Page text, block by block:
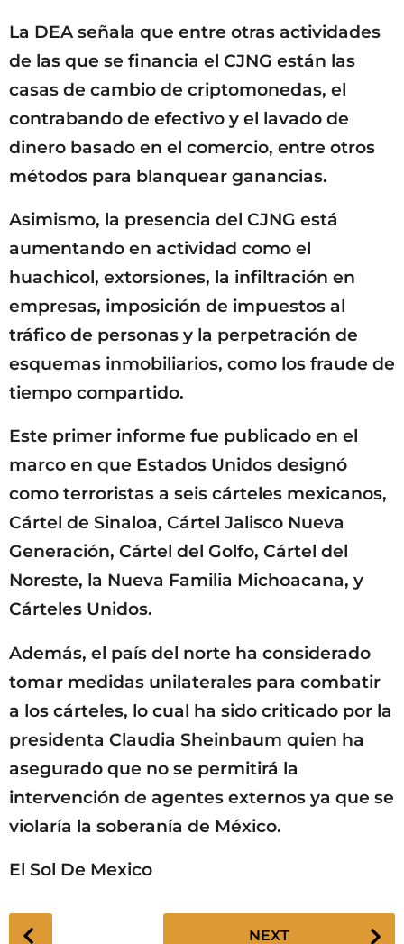
La DEA señala que entre otras actividades
de las que se financia el CJNG están las
casas de cambio de criptomonedas, el
contrabando de efectivo y el lavado de
dinero basado en el comercio, entre otros
métodos para blanquear ganancias.
Asimismo, la presencia del CJNG está
aumentando en actividad como el
huachicol, extorsiones, la infiltración en
empresas, imposición de impuestos al
tráfico de personas y la perpetración de
esquemas inmobiliarios, como los fraude de
tiempo compartido.
Este primer informe fue publicado en el
marco en que Estados Unidos designó
como terroristas a seis cárteles mexicanos,
Cártel de Sinaloa, Cártel Jalisco Nueva
Generación, Cártel del Golfo, Cártel del
Noreste, la Nueva Familia Michoacana, y
Cárteles Unidos.
Además, el país del norte ha considerado
tomar medidas unilaterales para combatir
a los cárteles, lo cual ha sido criticado por la
presidenta Claudia Sheinbaum quien ha
asegurado que no se permitirá la
intervención de agentes externos ya que se
violaría la soberanía de México.
El Sol De Mexico
NEXT